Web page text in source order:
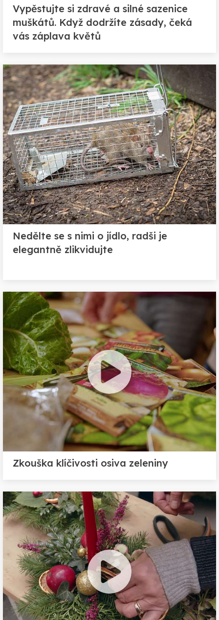
Vypěstujte si zdravé a silné sazenice
muškátů. Když dodržíte zásady, čeká
vás záplava květů
Nedělte se s nimi o jídlo, radši je
elegantně zlikvidujte
Zkouška klíčivosti osiva zeleniny